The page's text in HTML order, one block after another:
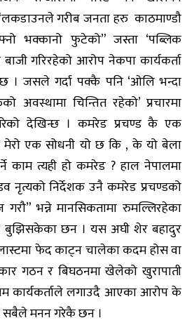
गरीब जनता हरु काठमाण्डौ
भक्कानो फुटेको” जस्ता ‘पब्लिक
बाजी गरिरहेको आरोप नेकपा कार्यकर्ता
। जसले गर्दा पक्कै पनि ‘ओलि भन्दा
अवस्थामा चिन्तित रहेको’ प्रचारमा
देखिन्छ । कमरेड प्रचण्ड कै एक
मेरो एक सोधनी यो छ कि , के यो बेला
काम त्यही हो कमरेड ? हाल नेपालमा
नृत्यको निर्देशक उनै कमरेड प्रचण्डको
भन्ने मानसिकतामा रुमल्लिरहेका
बुझिसकेका छन । यस अघी शेर बहादुर
फेद काट्न चालेका कदम होस वा
गठन र बिघठनमा खेलेको खुरापाती
कार्यकर्ताले लगाउदै आएका आरोप के
सबैले मनन गरेकै छन ।